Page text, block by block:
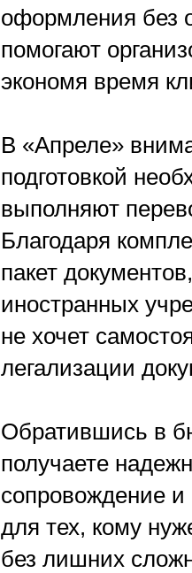
оформления без
помогают
экономя время
В «Апреле»
подготовкой
выполняют
Благодаря
пакет
иностранных
не хочет
легализации
Обратившись в
получаете
сопровождение
для тех, кому
без лишних